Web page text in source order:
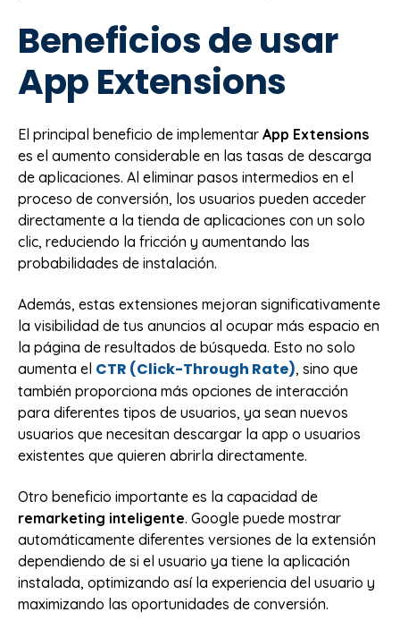
Beneficios de usar
App Extensions
El principal beneficio de implementar App Extensions
es el aumento considerable en las tasas de descarga
de aplicaciones. Al eliminar pasos intermedios en el
proceso de conversión, los usuarios pueden acceder
directamente a la tienda de aplicaciones con un solo
clic, reduciendo la fricción y aumentando las
probabilidades de instalación.
Además, estas extensiones mejoran significativamente
la visibilidad de tus anuncios al ocupar más espacio en
la página de resultados de búsqueda. Esto no solo
aumenta el CTR (Click-Through Rate), sino que
también proporciona más opciones de interacción
para diferentes tipos de usuarios, ya sean nuevos
usuarios que necesitan descargar la app o usuarios
existentes que quieren abrirla directamente.
Otro beneficio importante es la capacidad de
remarketing inteligente. Google puede mostrar
automáticamente diferentes versiones de la extensión
dependiendo de si el usuario ya tiene la aplicación
instalada, optimizando así la experiencia del usuario y
maximizando las oportunidades de conversión.